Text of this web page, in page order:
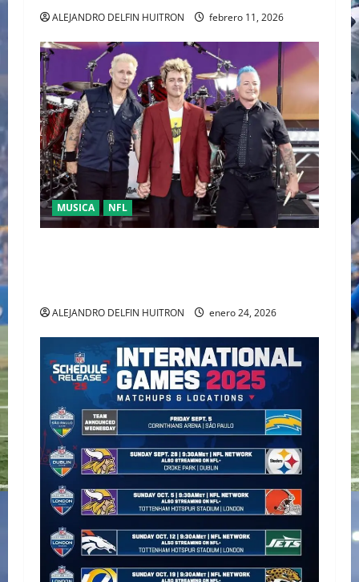
ALEJANDRO DELFIN HUITRON febrero 11, 2026
MUSICA NFL
ALEJANDRO DELFIN HUITRON enero 24, 2026